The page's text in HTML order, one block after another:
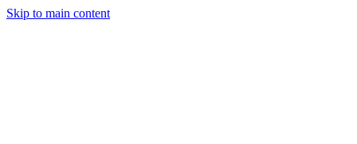
Skip to main content